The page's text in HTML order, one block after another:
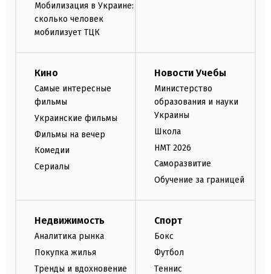
Мобилизация в Украине:
сколько человек
мобилизует ТЦК
Кино
Самые интересные
фильмы
Украинские фильмы
Фильмы на вечер
Комедии
Сериалы
Новости Учебы
Министерство
образования и науки
Украины
Школа
НМТ 2026
Саморазвитие
Обучение за границей
Недвижимость
Аналитика рынка
Покупка жилья
Тренды и вдохновение
Спорт
Бокс
Футбол
Теннис